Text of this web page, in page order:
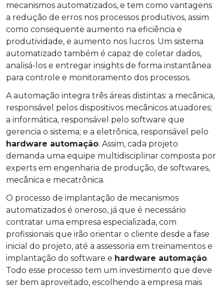
mecanismos automatizados, e tem como vantagens
a redução de erros nos processos produtivos, assim
como consequente aumento na eficiência e
produtividade, e aumento nos lucros. Um sistema
automatizado também é capaz de coletar dados,
analisá-los e entregar insights de forma instantânea
para controle e monitoramento dos processos.
A automação integra três áreas distintas: a mecânica,
responsável pelos dispositivos mecânicos atuadores;
a informática, responsável pelo software que
gerencia o sistema; e a eletrônica, responsável pelo
hardware automação. Assim, cada projeto
demanda uma equipe multidisciplinar composta por
experts em engenharia de produção, de softwares,
mecânica e mecatrônica.
O processo de implantação de mecanismos
automatizados é oneroso, já que é necessário
contratar uma empresa especializada, com
profissionais que irão orientar o cliente desde a fase
inicial do projeto, até a assessoria em treinamentos e
implantação do software e hardware automação.
Todo esse processo tem um investimento que deve
ser bem aproveitado, escolhendo a empresa mais